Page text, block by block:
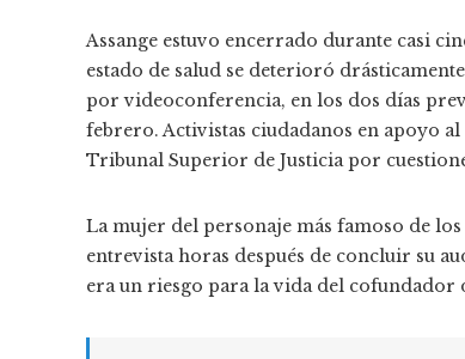
Assange estuvo encerrado durante casi
estado de salud se deterioró
por videoconferencia, en los dos días
febrero. Activistas ciudadanos en apoyo
Tribunal Superior de Justicia por
La mujer del personaje más famoso de
entrevista horas después de concluir su
era un riesgo para la vida del cofundador